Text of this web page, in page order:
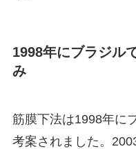
1998年にブラジル
み
筋膜下法は1998年に
考案されました。